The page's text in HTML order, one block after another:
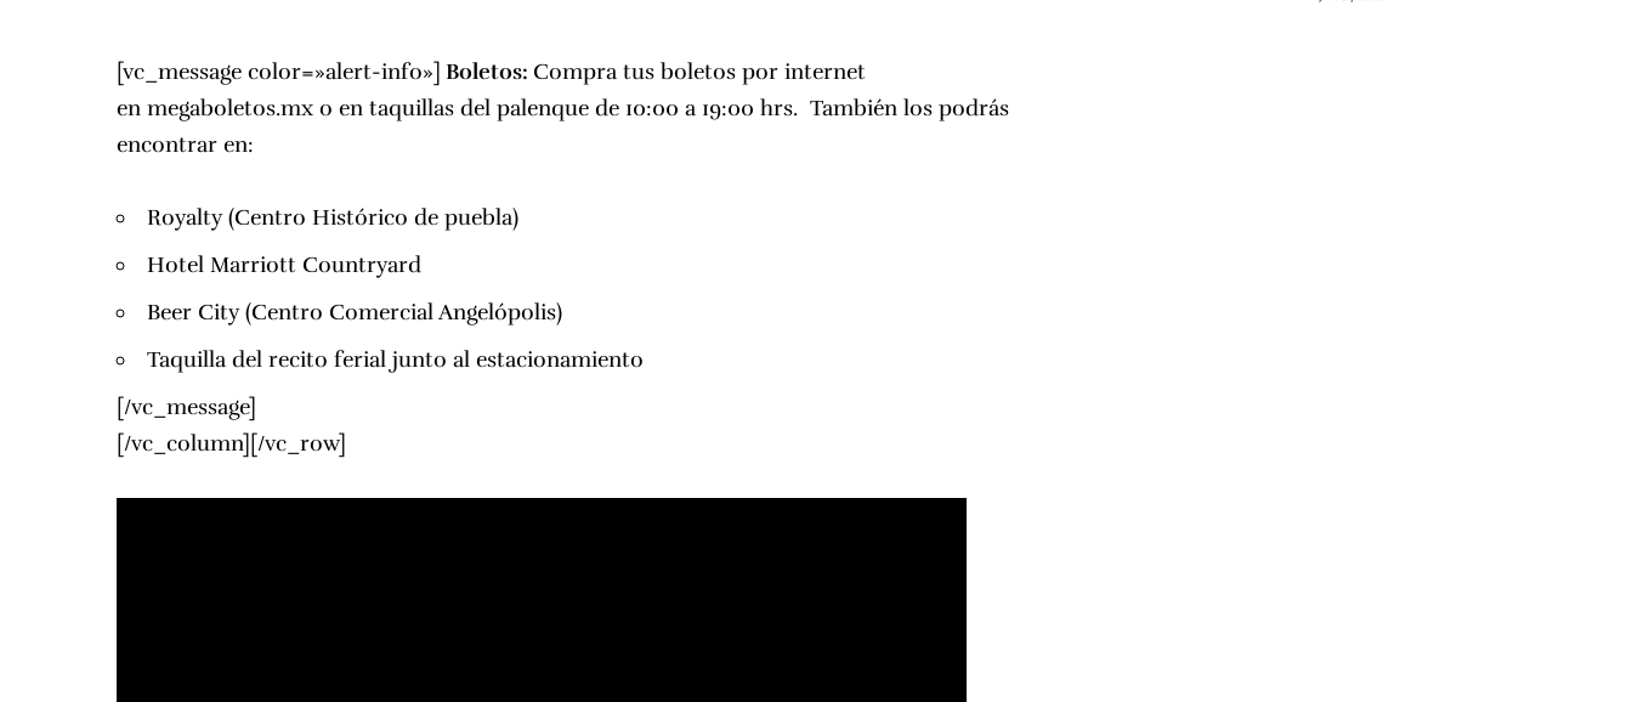
[vc_message color=»alert-info»] Boletos: Compra tus boletos por internet
enmegaboletos.mx o en taquillas del palenque de 10:00 a 19:00 hrs. También los podrás
encontrar en:
Royalty(Centro Histórico de puebla)
Hotel Marriott Countryard
Beer City(Centro Comercial Angelópolis)
Taquilla del recito ferial junto al estacionamiento
[/vc_message]
[/vc_column][/vc_row]